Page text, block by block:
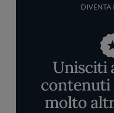
DIVENTA
Unisciti
contenuti
molto